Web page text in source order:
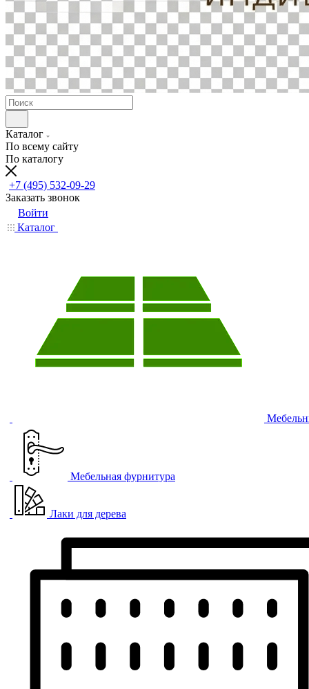
Каталог
По всему сайту
По каталогу
+7 (495) 532-09-29
Заказать звонок
Войти
Каталог
Мебельная фурнитура
Лаки для дерева